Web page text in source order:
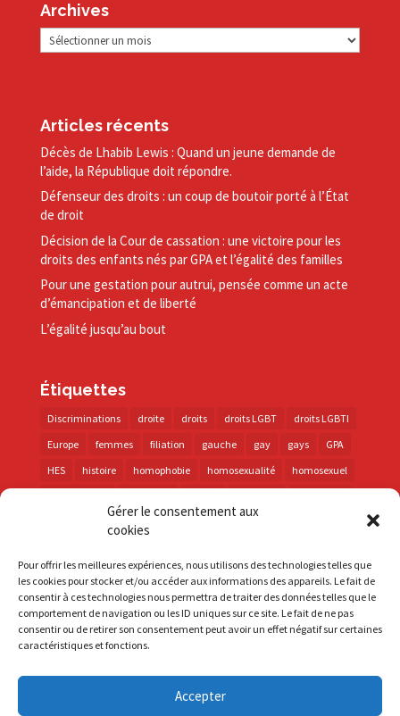
Gérer le consentement aux
cookies
Pour offrir les meilleures expériences, nous utilisons des technologies telles que
les cookies pour stocker et/ou accéder aux informations des appareils. Le fait de
consentir à ces technologies nous permettra de traiter des données telles que le
comportement de navigation ou les ID uniques sur ce site. Le fait de ne pas
consentir ou de retirer son consentement peut avoir un effet négatif sur certaines
caractéristiques et fonctions.
Accepter
Archives
Archives
Articles récents
Décès de Lhabib Lewis : Quand un jeune demande de
l’aide, la République doit répondre.
Défenseur des droits : un coup de boutoir porté à l’État
de droit
Décision de la Cour de cassation : une victoire pour les
droits des enfants nés par GPA et l’égalité des familles
Pour une gestation pour autrui, pensée comme un acte
d’émancipation et de liberté
L’égalité jusqu’au bout
Étiquettes
Discriminations droite droits droits LGBT
droits LGBTI
Europe
femmes filiation gauche gay gays
GPA
HES
histoire homophobie homosexualité
homosexuel
lutte contre les discriminations
PMA police
prévention
santé
sida trans transphobie UE
Union européenne
vih
violences visibilité élections